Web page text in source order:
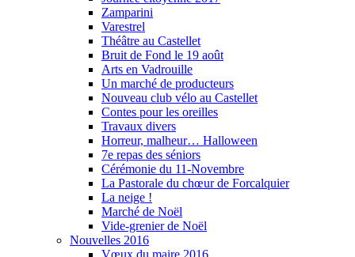
Zamparini
Varestrel
Théâtre au Castellet
Bruit de Fond le 19 août
Arts en Vadrouille
Un marché de producteurs
Nouveau club vélo au Castellet
Contes pour les oreilles
Travaux divers
Horreur, malheur… Halloween
7e repas des séniors
Cérémonie du 11-Novembre
La Pastorale du chœur de Forcalquier
La neige !
Marché de Noël
Vide-grenier de Noël
Nouvelles 2016
Vœux du maire 2016